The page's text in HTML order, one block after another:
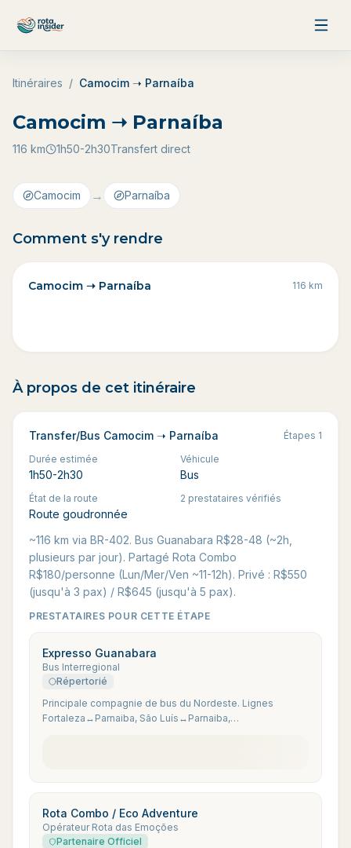
Itinéraires / Camocim ➝ Parnaíba
Camocim ➝ Parnaíba
116 km 1h50-2h30Transfert direct
Camocim → Parnaíba
Comment s'y rendre
Camocim ➝ Parnaíba 116 km
À propos de cet itinéraire
Transfer/Bus Camocim ➝ Parnaíba Étapes 1
Durée estimée
1h50-2h30
Véhicule
Bus
État de la route
Route goudronnée
2 prestataires vérifiés
~116 km via BR-402. Bus Guanabara R$28-48 (~2h,
plusieurs par jour). Partagé Rota Combo
R$180/personne (Lun/Mer/Ven ~11-12h). Privé : R$550
(jusqu'à 3 pax) / R$645 (jusqu'à 5 pax).
PRESTATAIRES POUR CETTE ÉTAPE
Expresso Guanabara
Bus Interregional
Répertorié
Principale compagnie de bus du Nordeste. Lignes
Fortaleza↔Parnaiba, São Luís↔Parnaiba,
Rota Combo / Eco Adventure
Opérateur Rota das Emoções
Partenaire Officiel